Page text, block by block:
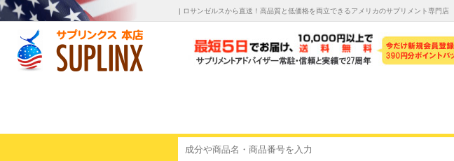
| ロサンゼルスから直送！高品質と低価格を両立できるアメリカのサプリメント専門店